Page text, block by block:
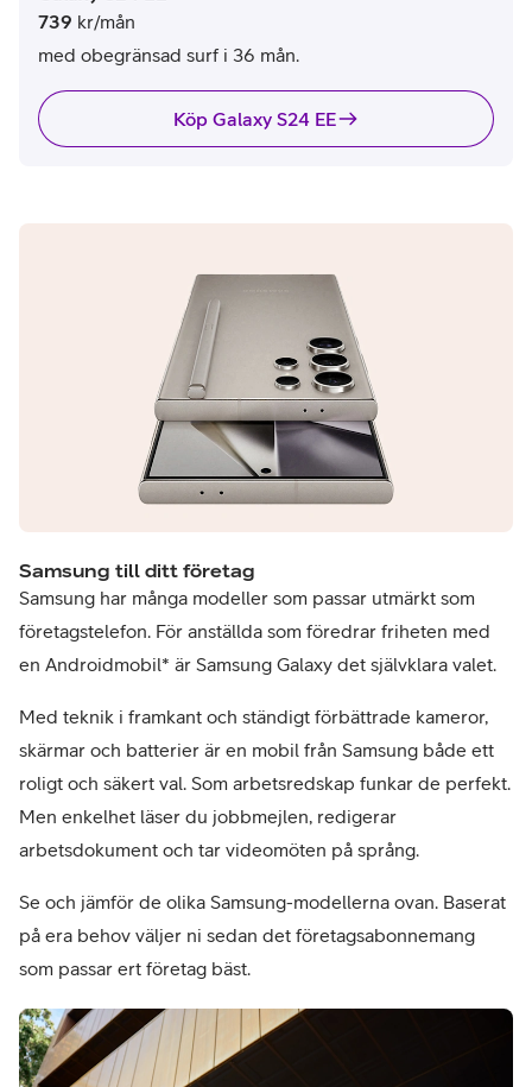
739 kr/mån
med obegränsad surf i 36 mån.
Köp Galaxy S24 EE
Samsung till ditt företag
Samsung har många modeller som passar utmärkt som
företagstelefon. För anställda som föredrar friheten med
en Androidmobil* är Samsung Galaxy det självklara valet.
Med teknik i framkant och ständigt förbättrade kameror,
skärmar och batterier är en mobil från Samsung både ett
roligt och säkert val. Som arbetsredskap funkar de perfekt.
Men enkelhet läser du jobbmejlen, redigerar
arbetsdokument och tar videomöten på språng.
Se och jämför de olika Samsung-modellerna ovan. Baserat
på era behov väljer ni sedan det företagsabonnemang
som passar ert företag bäst.